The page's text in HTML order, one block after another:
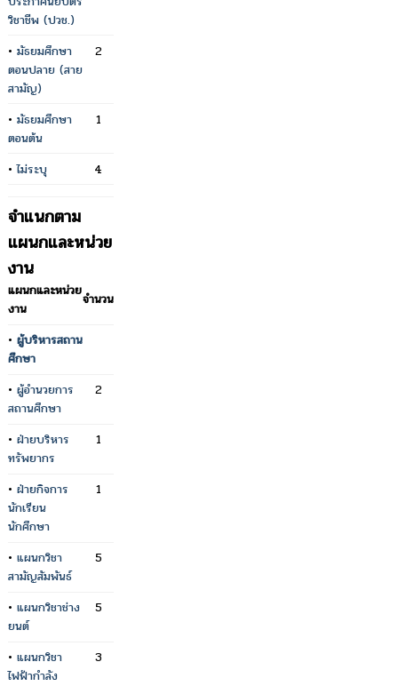
วิชาชีพ (ปวช.)
• มัธยมศึกษา
ตอนปลาย (สาย
สามัญ)
2
• มัธยมศึกษา
ตอนต้น
1
•ไม่ระบุ 4
จำแนกตาม
แผนกและหน่วย
งาน
แผนกและหน่วย
งาน
จำนวน
• ผู้บริหารสถาน
ศึกษา
• ผู้อำนวยการ
สถานศึกษา
2
• ฝ่ายบริหาร
ทรัพยากร
1
• ฝ่ายกิจการ
นักเรียน
นักศึกษา
1
• แผนกวิชา
สามัญสัมพันธ์
5
• แผนกวิชาช่าง
ยนต์
5
• แผนกวิชา
ไฟฟ้ากำลัง
3